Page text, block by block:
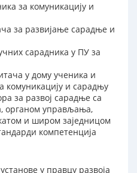
за комуникацију и
за развијање сарадње и
сарадника у ПУ за
у дому ученика и
комуникацију и сарадњу
за развој сарадње са
органом управљања,
и широм заједницом
компетенција
у правцу развоја